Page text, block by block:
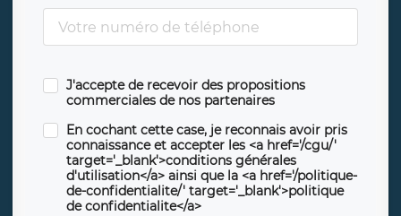
J'accepte de recevoir des propositions
commerciales de nos partenaires
En cochant cette case, je reconnais avoir pris
connaissance et accepter les <a href='/cgu/'
target='_blank'>conditions générales
d'utilisation</a> ainsi que la <a href='/politique-
de-confidentialite/' target='_blank'>politique
de confidentialite</a>